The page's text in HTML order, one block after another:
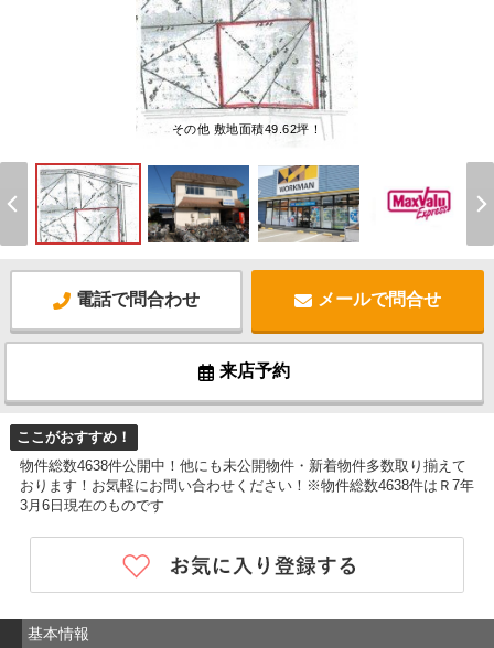
その他 敷地面積49.62坪！
電話で問合わせ メールで問合せ
来店予約
ここがおすすめ！
物件総数4638件公開中！他にも未公開物件・新着物件多数取り揃えて
おります！お気軽にお問い合わせください！※物件総数4638件はＲ7年
3月6日現在のものです
基本情報